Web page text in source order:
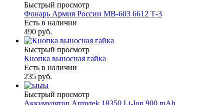
Быстрый просмотр
Фонарь Армия России МВ-603 6612 Т-3
Есть в наличии
490 руб.
Быстрый просмотр
Кнопка выносная гайка
Есть в наличии
235 руб.
Быстрый просмотр